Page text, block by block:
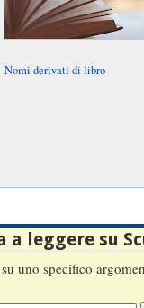
Nomi derivati di libro
a leggere su
uno specifico